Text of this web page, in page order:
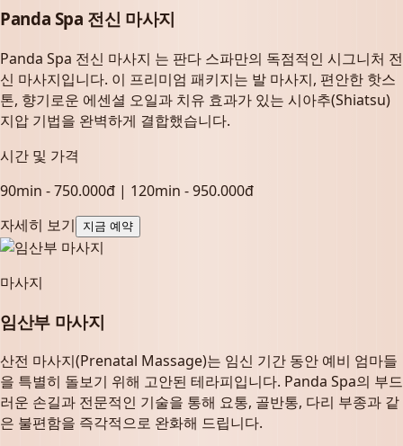
Panda Spa 전신 마사지
Panda Spa 전신 마사지 는 판다 스파만의 독점적인 시그니처 전
신 마사지입니다. 이 프리미엄 패키지는 발 마사지, 편안한 핫스
톤, 향기로운 에센셜 오일과 치유 효과가 있는 시아추(Shiatsu)
지압 기법을 완벽하게 결합했습니다.
시간 및 가격
90min - 750.000đ | 120min - 950.000đ
자세히 보기
지금 예약
마사지
임산부 마사지
산전 마사지(Prenatal Massage)는 임신 기간 동안 예비 엄마들
을 특별히 돌보기 위해 고안된 테라피입니다. Panda Spa의 부드
러운 손길과 전문적인 기술을 통해 요통, 골반통, 다리 부종과 같
은 불편함을 즉각적으로 완화해 드립니다.